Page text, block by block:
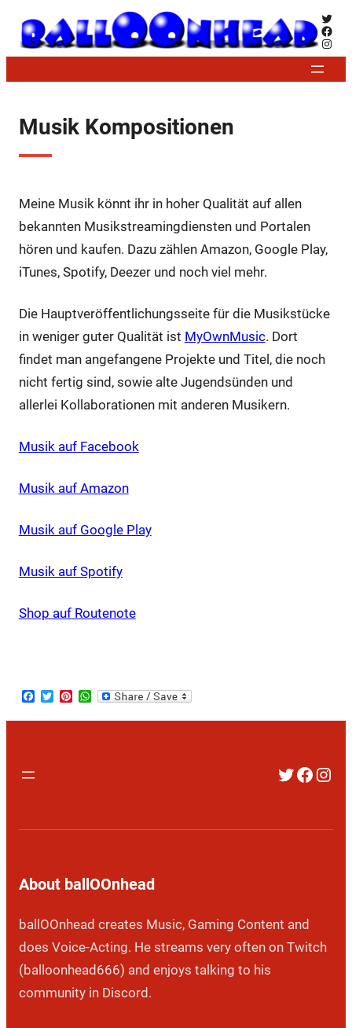
Zum
Inhalt
Musik Kompositionen
Meine Musik könnt ihr in hoher Qualität auf allen
bekannten Musikstreamingdiensten und Portalen
hören und kaufen. Dazu zählen Amazon, Google Play,
iTunes, Spotify, Deezer und noch viel mehr.
Die Hauptveröffentlichungsseite für die Musikstücke
in weniger guter Qualität ist MyOwnMusic. Dort
findet man angefangene Projekte und Titel, die noch
nicht fertig sind, sowie alte Jugendsünden und
allerlei Kollaborationen mit anderen Musikern.
Musik auf Facebook
Musik auf Amazon
Musik auf Google Play
Musik auf Spotify
Shop auf Routenote
Facebook
TwitterPinterest
WhatsApp
Twitter
About ballOOnhead
ballOOnhead creates Music, Gaming Content and
does Voice-Acting. He streams very often on Twitch
(balloonhead666) and enjoys talking to his
community in Discord.